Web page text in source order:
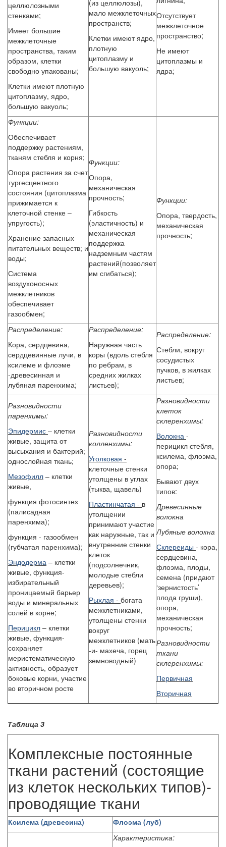
целлюлозными
стенками;
Имеет большие
межклеточные
пространства, таким
образом, клетки
свободно упакованы;
Клетки имеют плотную
цитоплазму, ядро,
большую вакуоль;
(из целлюлозы),
мало межклеточных
пространств;
Клетки имеют ядро,
плотную
цитоплазму и
большую вакуоль;
Отсутствует
межклеточное
пространство;
Не имеют
цитоплазмы и
ядра;
Функции:
Обеспечивает
поддержку растениям,
тканям стебля и корня;
Опора растения за счет
тургесцентного
состояния (цитоплазма
прижимается к
клеточной стенке –
упругость);
Хранение запасных
питательных веществ; и
воды;
Система
воздухоносных
межклетников
обеспечивает
газообмен;
Функции:
Опора,
механическая
прочность;
Гибкость
(эластичность) и
механическая
поддержка
надземным частям
растений(позволяет
им сгибаться);
Функции:
Опора, твердость,
механическая
прочность;
Распределение:
Кора, сердцевина,
сердцевинные лучи, в
ксилеме и флоэме
-древесинная и
лубяная паренхима;
Распределение:
Наружная часть
коры (вдоль стебля
по ребрам, в
средних жилках
листьев);
Распределение:
Стебли, вокруг
сосудистых
пучков, в жилках
листьев;
Разновидности
паренхимы:
Эпидермис – клетки
живые, защита от
высыхания и бактерий;
однослойная ткань;
Мезофилл – клетки
живые,
функция фотосинтез
(палисадная
паренхима);
функция - газообмен
(губчатая паренхима);
Эндодерма – клетки
живые, функция-
избирательный
проницаемый барьер
воды и минеральных
солей в корне;
Перицикл – клетки
живые, функция-
сохраняет
меристематическую
активность, образует
боковые корни, участие
во вторичном росте
Разновидности
колленхимы:
Уголковая -
клеточные стенки
утолщены в углах
(тыква, щавель)
Пластинчатая - в
утолщении
принимают участие
как наружные, так и
внутренние стенки
клеток
(подсолнечник,
молодые стебли
деревьев);
Рыхлая - богата
межклетниками,
утолщены стенки
вокруг
межклетников (мать
-и- махеча, горец
земноводный)
Разновидности
клеток
склеренхимы:
Волокна -
перицикл стебля,
ксилема, флоэма,
опора;
Бывают двух
типов:
Древесинные
волокна
Лубяные волокна
Склереиды - кора,
сердцевина,
флоэма, плоды,
семена (придают
‘зернистость’
плода груши),
опора,
механическая
прочность;
Разновидности
ткани
склеренхимы:
Первичная
Вторичная
Таблица 3
Комплексные постоянные
ткани растений (состоящие
из клеток нескольких типов)-
проводящие ткани
Ксилема (древесина) Флоэма (луб)
Характеристика: